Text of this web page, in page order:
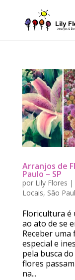
Arranjos de
Paulo – SP
por Lily Flores |
Locais, São
Floricultura é
ao ato de se
Receber
especial e
pela busca
flores
na...